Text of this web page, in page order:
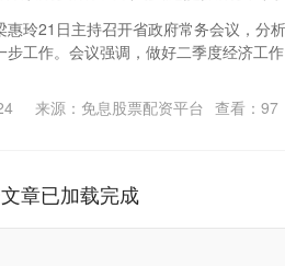
玲21日主持召开省政府常务会议，分
工作。会议强调，做好二季度经济工
来源：免息股票配资平台 查看： 97
章已加载完成